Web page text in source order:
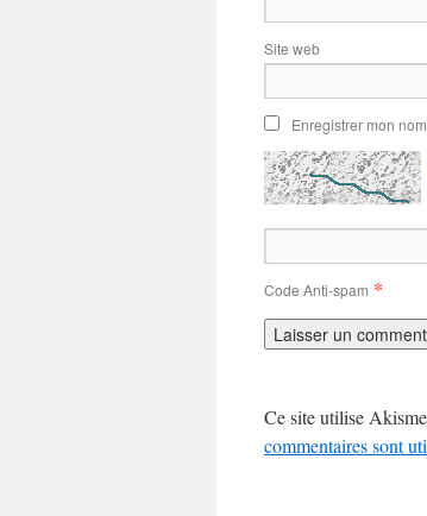
Site web
Enregistrer mon
Code Anti-spam *
Ce site utilise
commentaires sont